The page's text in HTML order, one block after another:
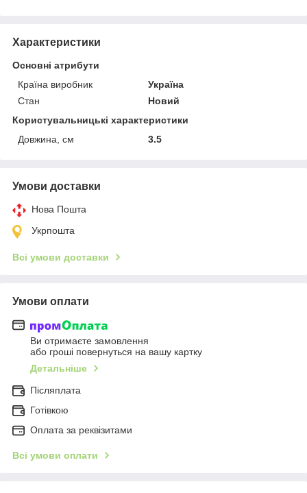
Характеристики
Основні атрибути
Країна виробник
Україна
Стан
Новий
Користувальницькі характеристики
Довжина, см
3.5
Умови доставки
Нова Пошта
Укрпошта
Всі умови доставки
Умови оплати
Ви отримаєте замовлення
або гроші повернуться на вашу картку
Детальніше
Післяплата
Готівкою
Оплата за реквізитами
Всі умови оплати